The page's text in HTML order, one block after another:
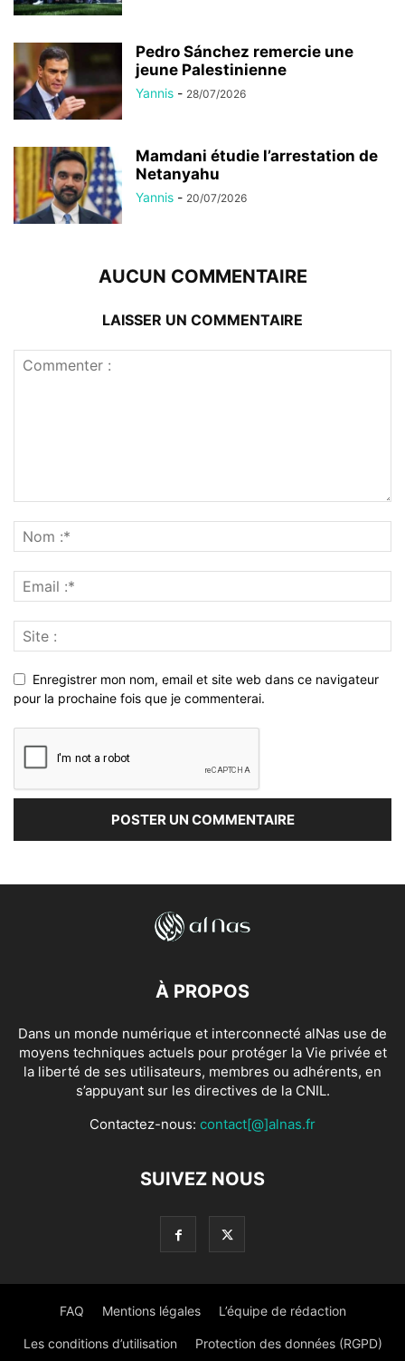
Pedro Sánchez remercie une
jeune Palestinienne
Yannis - 28/07/2026
Mamdani étudie l’arrestation de
Netanyahu
Yannis - 20/07/2026
AUCUN COMMENTAIRE
LAISSER UN COMMENTAIRE
Enregistrer mon nom, email et site web dans ce navigateur
pour la prochaine fois que je commenterai.
À PROPOS
Dans un monde numérique et interconnecté alNas use de
moyens techniques actuels pour protéger la Vie privée et
la liberté de ses utilisateurs, membres ou adhérents, en
s’appuyant sur les directives de la CNIL.
Contactez-nous: contact[@]alnas.fr
SUIVEZ NOUS
FAQ Mentions légales L’équipe de rédaction
Les conditions d’utilisation Protection des données (RGPD)